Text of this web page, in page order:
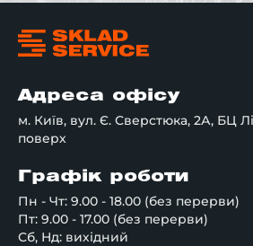
Адреса офісу
м. Київ, вул. Є. Сверстюка, 2А, БЦ
поверх
Графік роботи
Пн - Чт: 9.00 - 18.00 (без перерви)
Пт: 9.00 - 17.00 (без перерви)
Сб, Нд: вихідний